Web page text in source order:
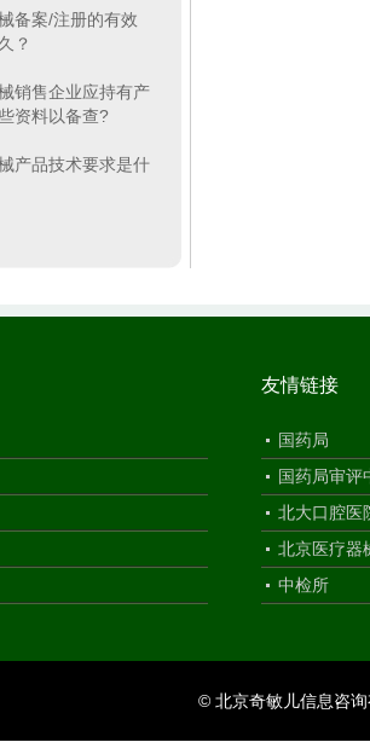
备案/注册的有效
？
销售企业应持有产
资料以备查?
产品技术要求是什
友情链接
国药局
国药局审评
北大口腔医
北京医疗器
中检所
© 北京奇敏儿信息咨